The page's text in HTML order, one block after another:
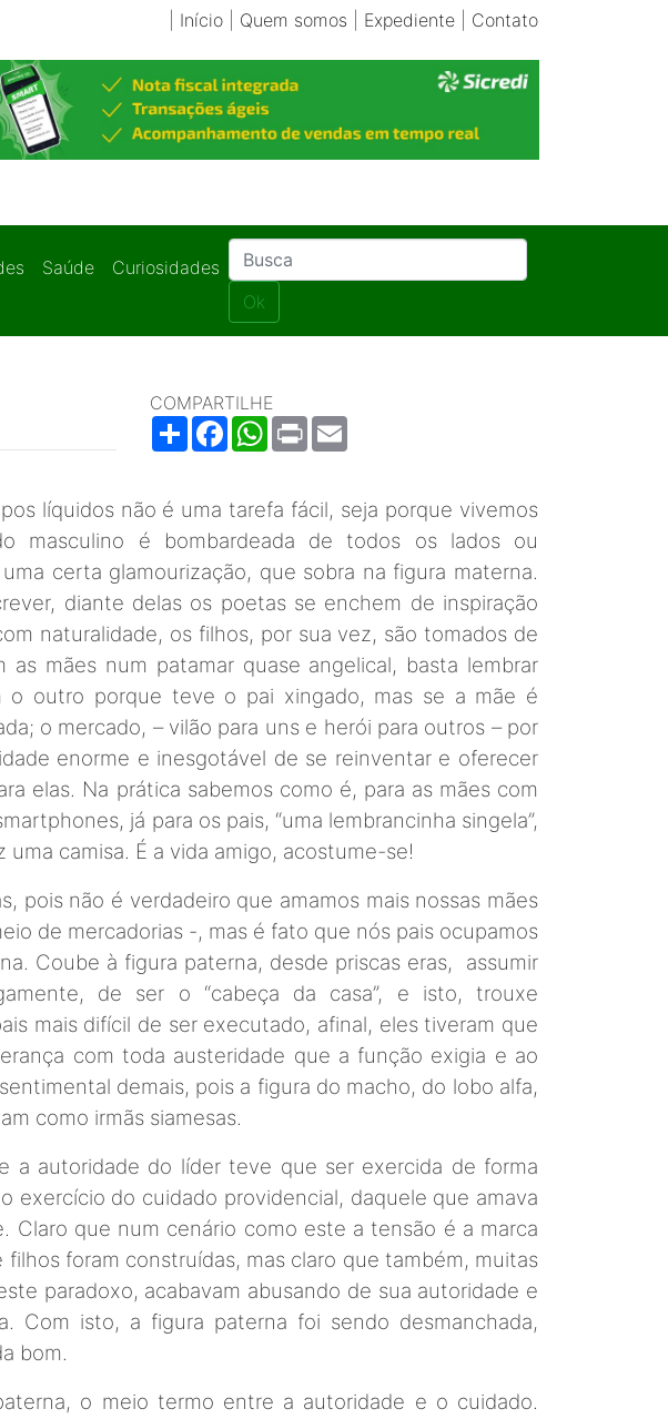
Início| Quem somos Expediente| Contato
Saúde
Curiosidades
Ok
COMPARTILHE
ShareFacebookWhatsApp
Print
líquidos não é uma tarefa fácil, seja porque vivemos
masculino é bombardeada de todos os lados ou
certa glamourização, que sobra na figura materna.
diante delas os poetas se enchem de inspiração
naturalidade, os filhos, por sua vez, são tomados de
as mães num patamar quase angelical, basta lembrar
o outro porque teve o pai xingado, mas se a mãe é
o mercado, – vilão para uns e herói para outros – por
enorme e inesgotável de se reinventar e oferecer
elas. Na prática sabemos como é, para as mães com
já para os pais, “uma lembrancinha singela”,
camisa. É a vida amigo, acostume-se!
pois não é verdadeiro que amamos mais nossas mães
de mercadorias -, mas é fato que nós pais ocupamos
Coube à figura paterna, desde priscas eras, assumir
de ser o “cabeça da casa”, e isto, trouxe
mais difícil de ser executado, afinal, eles tiveram que
com toda austeridade que a função exigia e ao
demais, pois a figura do macho, do lobo alfa,
como irmãs siamesas.
a autoridade do líder teve que ser exercida de forma
exercício do cuidado providencial, daquele que amava
Claro que num cenário como este a tensão é a marca
foram construídas, mas claro que também, muitas
paradoxo, acabavam abusando de sua autoridade e
Com isto, a figura paterna foi sendo desmanchada,
bom.
o meio termo entre a autoridade e o cuidado.